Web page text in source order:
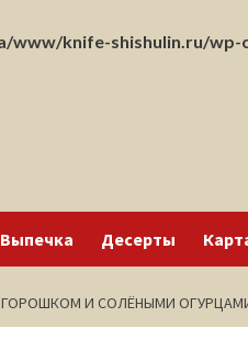
www/knife-shishulin.ru/
Выпечка Десерты
ГОРОШКОМ И СОЛЁНЫМИ